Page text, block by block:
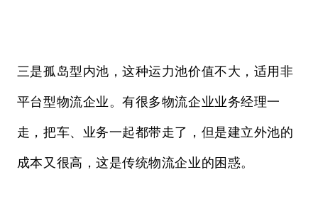
三是孤岛型内池，这种运力池价值不大，适用非
平台型物流企业。有很多物流企业业务经理一
走，把车、业务一起都带走了，但是建立外池的
成本又很高，这是传统物流企业的困惑。